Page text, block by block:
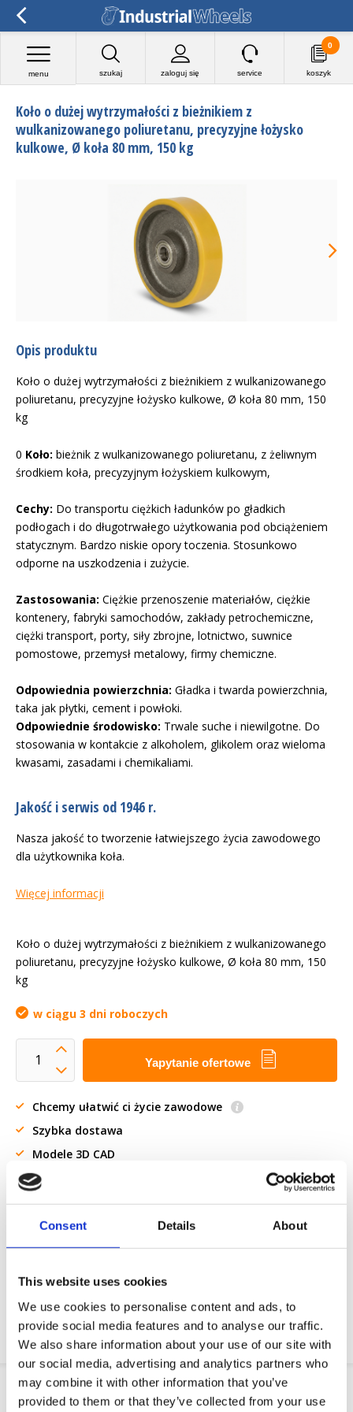
Consent Details About
This website uses cookies
We use cookies to personalise content and ads, to
provide social media features and to analyse our traffic.
We also share information about your use of our site with
our social media, advertising and analytics partners who
may combine it with other information that you’ve
provided to them or that they’ve collected from your use
szukaj zaloguj się
menu service koszyk
0
Koło o dużej wytrzymałości z bieżnikiem z
wulkanizowanego poliuretanu, precyzyjne łożysko
kulkowe, Ø koła 80 mm, 150 kg
Opis produktu
Koło o dużej wytrzymałości z bieżnikiem z wulkanizowanego
poliuretanu, precyzyjne łożysko kulkowe, Ø koła 80 mm, 150
kg
0 Koło: bieżnik z wulkanizowanego poliuretanu, z żeliwnym
środkiem koła, precyzyjnym łożyskiem kulkowym,
Cechy: Do transportu ciężkich ładunków po gładkich
podłogach i do długotrwałego użytkowania pod obciążeniem
statycznym. Bardzo niskie opory toczenia. Stosunkowo
odporne na uszkodzenia i zużycie.
Zastosowania: Ciężkie przenoszenie materiałów, ciężkie
kontenery, fabryki samochodów, zakłady petrochemiczne,
ciężki transport, porty, siły zbrojne, lotnictwo, suwnice
pomostowe, przemysł metalowy, firmy chemiczne.
Odpowiednia powierzchnia: Gładka i twarda powierzchnia,
taka jak płytki, cement i powłoki.
Odpowiednie środowisko: Trwale suche i niewilgotne. Do
stosowania w kontakcie z alkoholem, glikolem oraz wieloma
kwasami, zasadami i chemikaliami.
Jakość i serwis od 1946 r.
Nasza jakość to tworzenie łatwiejszego życia zawodowego
dla użytkownika koła.
Więcej informacji
Koło o dużej wytrzymałości z bieżnikiem z wulkanizowanego
poliuretanu, precyzyjne łożysko kulkowe, Ø koła 80 mm, 150
kg
w ciągu 3 dni roboczych
Yapytanie ofertowe
Chcemy ułatwić ci życie zawodowe
Szybka dostawa
Modele 3D CAD
Usługi inżynieryjne
Estimated time:w ciągu 3 dni roboczych
Download PDF
Odpornosc chemiczna
Informacje o produkcie